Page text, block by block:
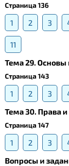
Страница 136
1 2 3
11
Тема 29. Основы
Страница 143
1 2 3
Тема 30. Права
Страница 147
1 2 3
Вопросы и